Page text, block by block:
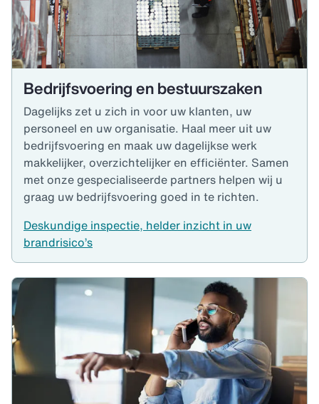
Bedrijfsvoering en bestuurszaken
Dagelijks zet u zich in voor uw klanten, uw
personeel en uw organisatie. Haal meer uit uw
bedrijfsvoering en maak uw dagelijkse werk
makkelijker, overzichtelijker en efficiënter. Samen
met onze gespecialiseerde partners helpen wij u
graag uw bedrijfsvoering goed in te richten.
Deskundige inspectie, helder inzicht in uw
brandrisico’s